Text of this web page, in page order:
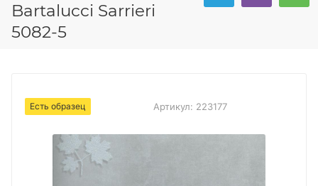
Bartalucci Sarrieri
5082-5
Есть образец Артикул: 223177